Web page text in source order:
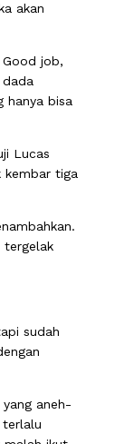
akan
job,
hanya bisa
Lucas
kembar tiga
tergelak
sudah
aneh-
terlalu